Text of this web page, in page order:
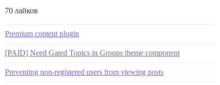
70 лайков
Premium content plugin
[PAID] Need Gated Topics in Groups theme component
Preventing non-registered users from viewing posts